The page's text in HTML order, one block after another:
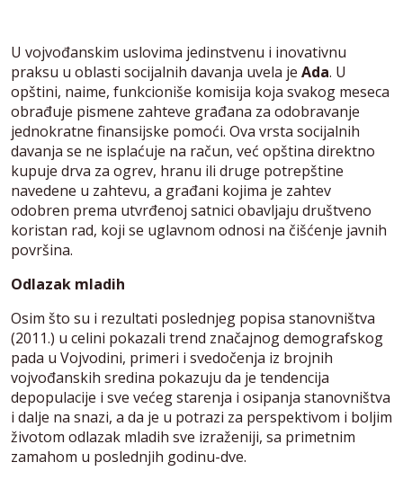
U vojvođanskim uslovima jedinstvenu i inovativnu
praksu u oblasti socijalnih davanja uvela je Ada. U
opštini, naime, funkcioniše komisija koja svakog meseca
obrađuje pismene zahteve građana za odobravanje
jednokratne finansijske pomoći. Ova vrsta socijalnih
davanja se ne isplaćuje na račun, već opština direktno
kupuje drva za ogrev, hranu ili druge potrepštine
navedene u zahtevu, a građani kojima je zahtev
odobren prema utvrđenoj satnici obavljaju društveno
koristan rad, koji se uglavnom odnosi na čišćenje javnih
površina.
Odlazak mladih
Osim što su i rezultati poslednjeg popisa stanovništva
(2011.) u celini pokazali trend značajnog demografskog
pada u Vojvodini, primeri i svedočenja iz brojnih
vojvođanskih sredina pokazuju da je tendencija
depopulacije i sve većeg starenja i osipanja stanovništva
i dalje na snazi, a da je u potrazi za perspektivom i boljim
životom odlazak mladih sve izraženiji, sa primetnim
zamahom u poslednjih godinu-dve.